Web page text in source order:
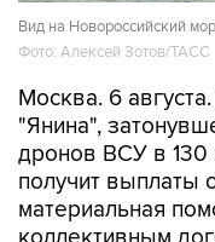
Вид на Новороссийский
Фото: Алексей Зотов/ТАСС
Москва. 6
"Янина",
дронов ВСУ в 130
получит выплаты
материальная